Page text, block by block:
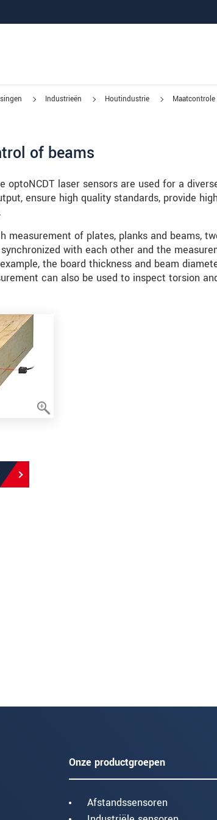
Industrieën Houtindustrie Maatcontrole
of beams
optoNCDT laser sensors are used for a
ensure high quality standards, provide
measurement of plates, planks and beams,
with each other and the
the board thickness and beam
can also be used to inspect torsion
Onze productgroepen
Afstandssensoren